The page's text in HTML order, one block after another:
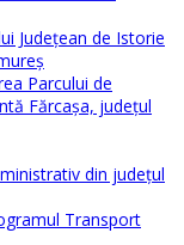
Județean de Istorie
Parcului de
Fărcașa, județul
din județul
Transport